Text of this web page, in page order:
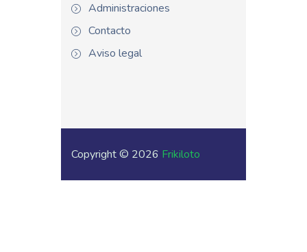
Administraciones
Contacto
Aviso legal
Copyright © 2026 Frikiloto